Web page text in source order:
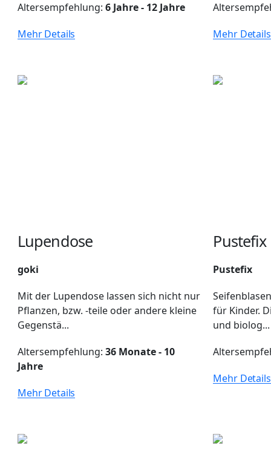
Altersempfehlung:6 Jahre - 12 Jahre
Mehr Details
Mehr Details
Lupendose
goki
Mit der Lupendose lassen sich nicht nur
Pflanzen, bzw. -teile oder andere kleine
Gegenstä...
Altersempfehlung:36 Monate - 10
Jahre
Mehr Details
Pustefix
Pustefix
für Kinder.
und biolog...
Mehr Details